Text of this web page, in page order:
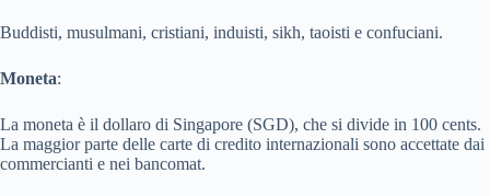
Buddisti, musulmani, cristiani, induisti, sikh, taoisti e confuciani.
Moneta:
La moneta è il dollaro di Singapore (SGD), che si divide in 100 cents.
La maggior parte delle carte di credito internazionali sono accettate dai
commercianti e nei bancomat.